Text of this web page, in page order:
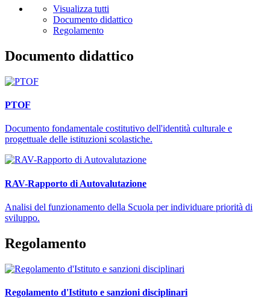
Visualizza tutti
Documento didattico
Regolamento
Documento didattico
PTOF
Documento fondamentale costitutivo dell'identità culturale e
progettuale delle istituzioni scolastiche.
RAV-Rapporto di Autovalutazione
Analisi del funzionamento della Scuola per individuare priorità di
sviluppo.
Regolamento
Regolamento d'Istituto e sanzioni disciplinari